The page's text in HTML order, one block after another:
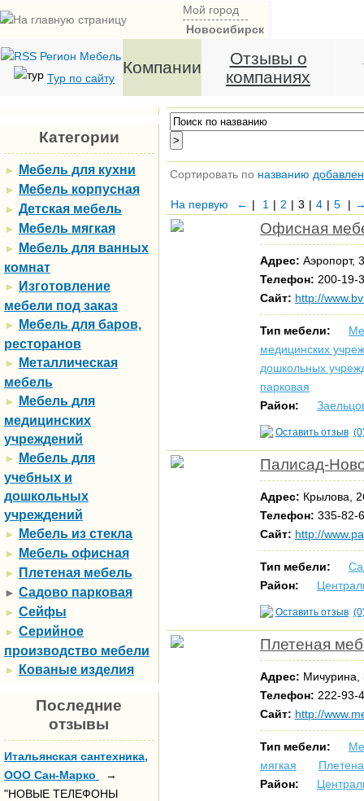
Мой город
Новосибирск
Тур по сайту
Компании
Отзывы о
компаниях
Категории
► Мебель для кухни
► Мебель корпусная
► Детская мебель
► Мебель мягкая
► Мебель для ванных
комнат
►
Изготовление
мебели под заказ
►
Мебель для баров,
ресторанов
►
Металлическая
мебель
►
Мебель для
медицинских
учреждений
►
Мебель для
учебных и
дошкольных
учреждений
►
Мебель из стекла
► Мебель офисная
► Плетеная мебель
► Садово парковая
► Сейфы
► Серийное
производство мебели
►
Кованые изделия
Последние
отзывы
Итальянская сантехника,
ООО Сан-Марко
→
"НОВЫЕ ТЕЛЕФОНЫ
Сортировать по названию
На первую ← | 1 | 2 | 3 | 4 | 5 |
Офисная
Адрес: Аэропорт,
Телефон: 200-19-
Сайт: http://
Тип мебели:
медицинских
дошкольных
парковая
Район:
Оставить отзыв
Палисад-
Адрес: Крылова,
Телефон: 335-82-
Сайт: http://
Тип мебели:
Район:
Оставить отзыв
Плетеная
Адрес:
Телефон: 222-93-
Сайт: http://
Тип мебели:
мягкая
Район: